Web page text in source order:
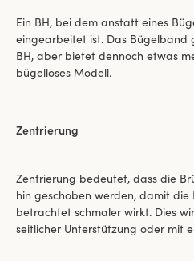
Ein BH, bei dem anstatt eines
eingearbeitet ist. Das Bügelband
BH, aber bietet dennoch etwas
bügelloses Modell.
Zentrierung
Zentrierung bedeutet, dass die
hin geschoben werden, damit die
betrachtet schmaler wirkt. Dies
seitlicher Unterstützung oder mit